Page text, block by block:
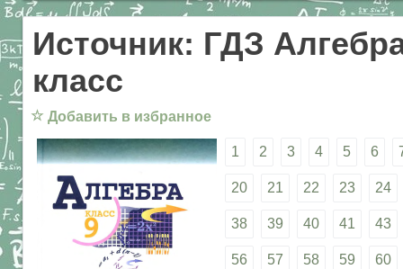
Источник: ГДЗ
класс
☆ Добавить в избранное
1 2 3 4 5 6
20 21 22 23 24
38 39 40 41 43
56 57 58 59 60